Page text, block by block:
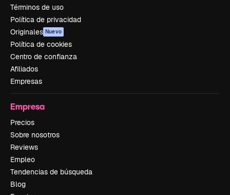
Términos de uso
Política de privacidad
Originales Nuevo
Política de cookies
Centro de confianza
Afiliados
Empresas
Empresa
Precios
Sobre nosotros
Reviews
Empleo
Tendencias de búsqueda
Blog